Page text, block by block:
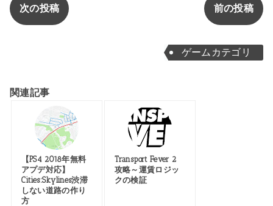
次の投稿 前の投稿
ゲームカテゴリ
関連記事
【PS4 2018年無料
アプデ対応】
Cities:Skylines渋滞
しない道路の作り
方
Transport Fever 2
攻略～運賃ロジッ
クの検証